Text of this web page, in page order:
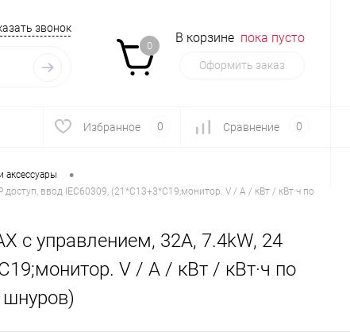
звонок
0
В корзине пока пусто
Оформить заказ
Избранное 0 Сравнение 0
аксессуары •
доступ, ввод IEC60309, (21*C13+3*С19;монитор. V / A / кВт / кВт·ч по
с управлением, 32A, 7.4kW, 24
V / A / кВт / кВт·ч по